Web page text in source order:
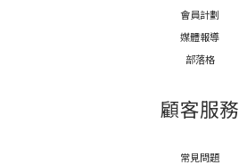
會員計劃
媒體報導
部落格
顧客服務
常見問題